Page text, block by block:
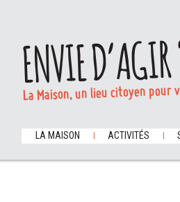
ENVIE
La Maison, un lieu citoyen
LA MAISON ACTIVITÉS